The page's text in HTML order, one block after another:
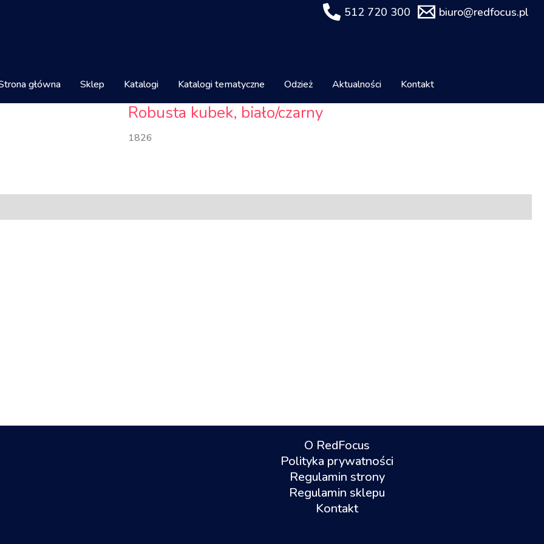
512 720 300 biuro@redfocus.pl
główna Sklep Katalogi Katalogi tematyczne Odzież Aktualności Kontakt
Robusta kubek, biało/czarny
1826
O RedFocus
Polityka prywatności
Regulamin strony
Regulamin sklepu
Kontakt